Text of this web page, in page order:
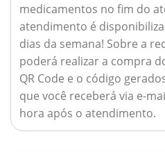
medicamentos no fim do
atendimento é
dias da semana! Sobre a
poderá realizar a compra
QR Code e o código
que você receberá via e-
hora após o atendimento.